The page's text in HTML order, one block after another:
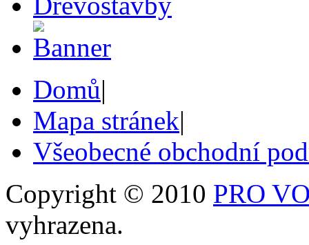
Domů|
Mapa stránek|
Všeobecné obchodní
Copyright © 2010 PRO
vyhrazena.